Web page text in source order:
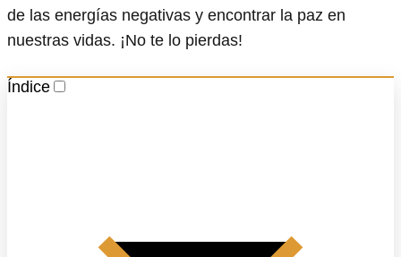
de las energías negativas y encontrar la paz en
nuestras vidas. ¡No te lo pierdas!
Índice